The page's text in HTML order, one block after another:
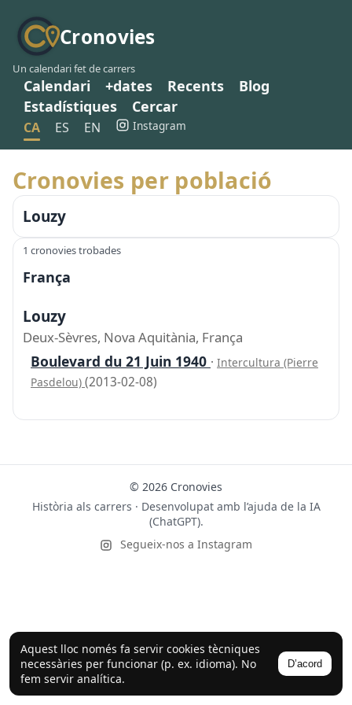
Cronovies
Un calendari fet de carrers
Calendari +dates Recents
Blog
Estadístiques
Cercar
CA ES EN Instagram
Aquest lloc només fa servir cookies tècniques
necessàries per funcionar (p. ex. idioma). No
fem servir analítica.
D’acord
Cronovies per població
Louzy
1 cronovies trobades
França
Louzy
Deux-Sèvres, Nova Aquitània, França
Boulevard du 21 Juin 1940 · Intercultura (Pierre
Pasdelou) (2013-02-08)
© 2026 Cronovies
Història als carrers · Desenvolupat amb l’ajuda de la IA
(ChatGPT).
Segueix-nos a Instagram